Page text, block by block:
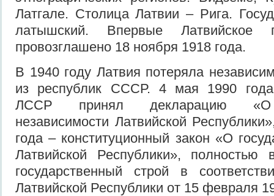
Латгале. Столица Латвии – Рига.
латышский. Впервые Латвийское
провозглашено 18 ноября 1918 года.
В 1940 году Латвия потеряла
из республик СССР. 4 мая 1990
ЛCCР принял декларацию «О
независимости Латвийской
года – конституционный закон «О
Латвийской Республики», полностью
государственный строй в
Латвийской Республики от 15 февраля